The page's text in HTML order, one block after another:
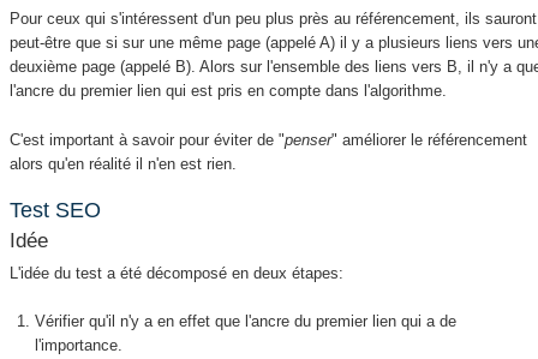
Pour ceux qui s'intéressent d'un peu plus près au référencement, ils sauront
peut-être que si sur une même page (appelé A) il y a plusieurs liens vers
deuxième page (appelé B). Alors sur l'ensemble des liens vers B, il n'y a
l'ancre du premier lien qui est pris en compte dans l'algorithme.
C'est important à savoir pour éviter de "penser" améliorer le référencement
alors qu'en réalité il n'en est rien.
Test SEO
Idée
L'idée du test a été décomposé en deux étapes:
Vérifier qu'il n'y a en effet que l'ancre du premier lien qui a de
l'importance.